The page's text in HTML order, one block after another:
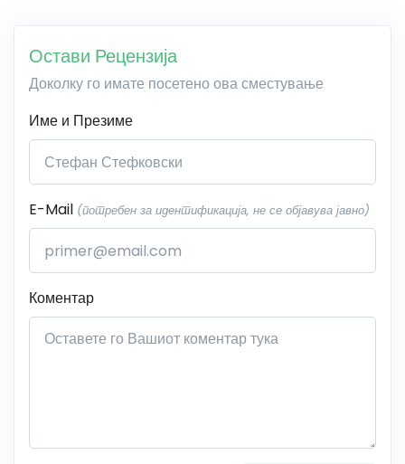
Остави Рецензија
Доколку го имате посетено ова сместување
Име и Презиме
E-Mail (потребен за идентификација, не се објавува јавно)
Коментар